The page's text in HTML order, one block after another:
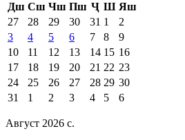
Дш Сш Чш Пш Ҷ Ш Яш
27
28 29 30 31 1
2
3
4 5 6 7 8
9
10
11 12 13 14 15 16
17
18 19 20 21 22 23
24
25 26 27 28 29 30
31
1 2 3 4 5 6
Август 2026 c.